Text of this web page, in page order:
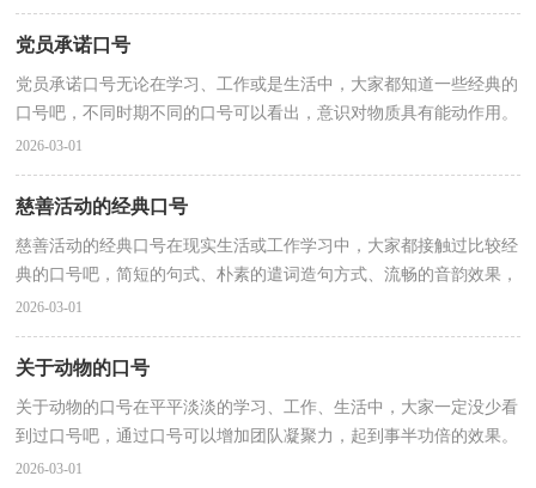
党员承诺口号
党员承诺口号无论在学习、工作或是生活中，大家都知道一些经典的
口号吧，不同时期不同的口号可以看出，意识对物质具有能动作用。
你知道什么样的口号才能称之为经典吗？下面是小编收...
2026-03-01
慈善活动的经典口号
慈善活动的经典口号在现实生活或工作学习中，大家都接触过比较经
典的口号吧，简短的句式、朴素的遣词造句方式、流畅的音韵效果，
是口号的一大形式特征。那些被广泛运用的口号都是...
2026-03-01
关于动物的口号
关于动物的口号在平平淡淡的学习、工作、生活中，大家一定没少看
到过口号吧，通过口号可以增加团队凝聚力，起到事半功倍的效果。
什么样的口号才经典呢？以下是小编整理的关于动物的...
2026-03-01